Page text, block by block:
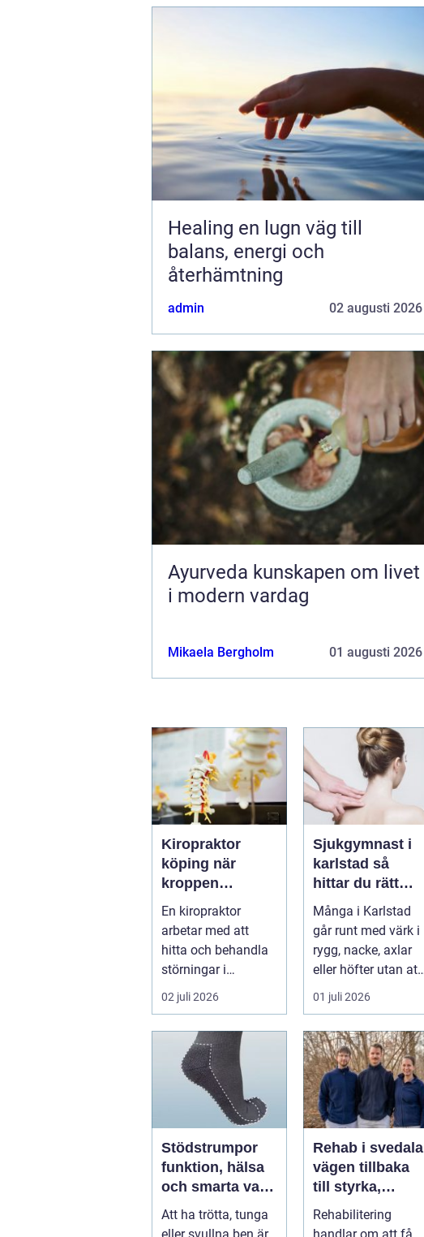
Healing en lugn väg till
balans, energi och
återhämtning
admin 02 augusti 2026
Ayurveda kunskapen om livet
i modern vardag
Mikaela Bergholm 01 augusti 2026
Kiropraktor
köping när
kroppen
behöver hjälp
tillbaka
En kiropraktor
arbetar med att
hitta och behandla
störningar i
kroppens leder,
muskler och
nervsyste...
02 juli 2026
Sjukgymnast i
karlstad så
hittar du rätt
hjälp för
kroppen
Många i Karlstad
går runt med värk i
rygg, nacke, axlar
eller höfter utan att
söka hjälp. Andra
har ...
01 juli 2026
Stödstrumpor
funktion, hälsa
och smarta val i
vardagen
Att ha trötta, tunga
eller svullna ben är
Rehab i svedala
vägen tillbaka
till styrka,
balans och
vardag
Rehabilitering
handlar om att få